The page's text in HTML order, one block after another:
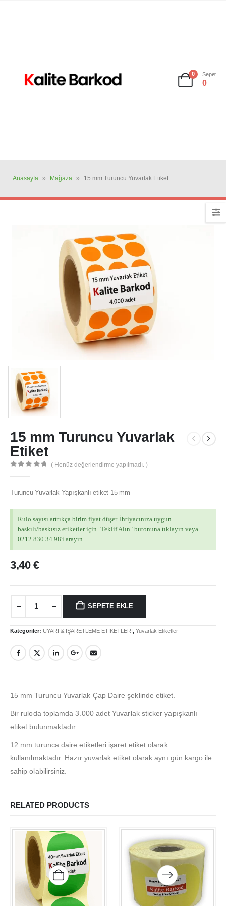
0 Sepet
0
Anasayfa » Mağaza » 15 mm Turuncu Yuvarlak Etiket
15 mm Turuncu Yuvarlak
Etiket
( Henüz değerlendirme yapılmadı. )
Turuncu Yuvarlak Yapışkanlı etiket 15 mm
Rulo sayısı arttıkça birim fiyat düşer. İhtiyacınıza uygun
baskılı/baskısız etiketler için "Teklif Alın" butonuna tıklayın veya
0212 830 34 98'i arayın.
3,40 €
SEPETE EKLE
Kategoriler: UYARI & İŞARETLEME ETİKETLERİ, Yuvarlak Etiketler
15 mm Turuncu Yuvarlak Çap Daire şeklinde etiket.
Bir ruloda toplamda 3.000 adet Yuvarlak sticker yapışkanlı
etiket bulunmaktadır.
12 mm turunca daire etiketleri işaret etiket olarak
kullanılmaktadır. Hazır yuvarlak etiket olarak aynı gün kargo ile
sahip olabilirsiniz.
RELATED PRODUCTS
MÜŞTERI HIZMETLERI
Hesabım
Teslimat
HAKKIMIZDA
İş Başvurusu
Satış Noktamız
Baskılı Etiket Üretimi
Yuvarlak Etiketler
Silvermat Etiket
A4 Yazıcı Etiketi